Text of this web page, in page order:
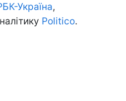
Україна,
Politico.